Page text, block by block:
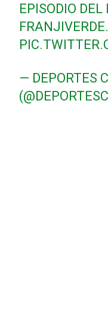
EPISODIO DEL
FRANJIVERDE.
— DEPORTES